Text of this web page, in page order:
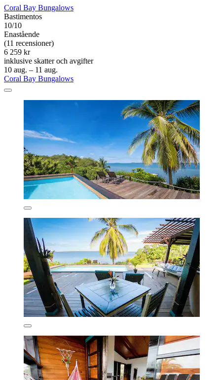
Coral Bay Bungalows
Bastimentos
10/10
Enastående
(11 recensioner)
6 259 kr
inklusive skatter och avgifter
10 aug. – 11 aug.
Coral Bay Bungalows